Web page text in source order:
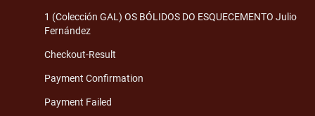
1 (Colección GAL) OS BÓLIDOS DO ESQUECEMENTO Julio
Fernández
Checkout-Result
Payment Confirmation
Payment Failed